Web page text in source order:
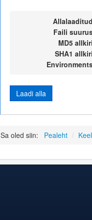
Allalaaditud
Faili
MD5 allkiri
SHA1 allkiri
Laadi alla
Sa oled siin: Pealeht /